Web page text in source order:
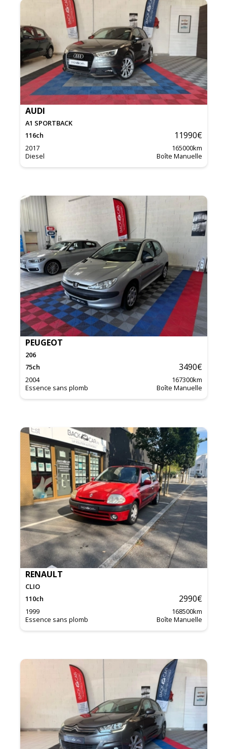
AUDI
A1 SPORTBACK
116ch 11990€
2017 165000km
Diesel
Boîte Manuelle
PEUGEOT
206
75ch 3490€
2004 167300km
Essence sans plomb
Boîte Manuelle
RENAULT
CLIO
110ch 2990€
1999 168500km
Essence sans plomb
Boîte Manuelle